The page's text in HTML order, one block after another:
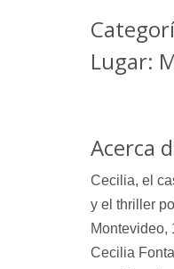
Lugar:
Acerca
Cecilia, el
y el thriller
Montevideo,
Cecilia